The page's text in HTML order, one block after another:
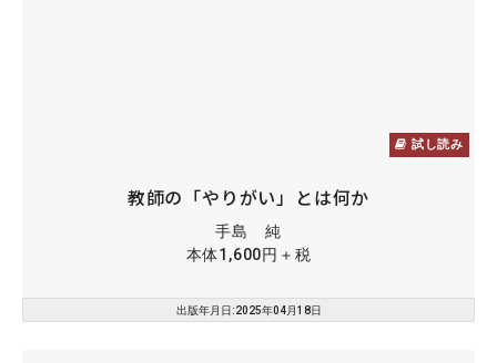
試し読み
教師の「やりがい」とは何か
手島 純
本体1,600円＋税
出版年月日:2025年04月18日